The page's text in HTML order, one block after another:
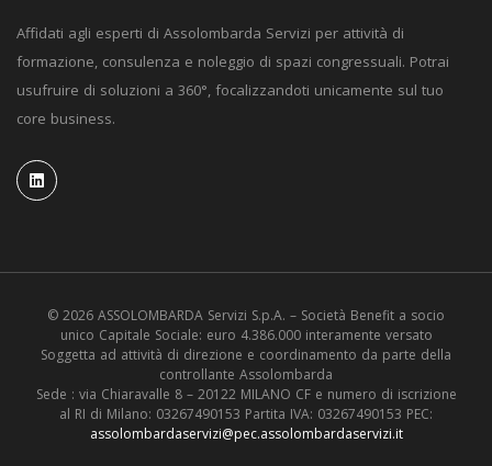
Affidati agli esperti di Assolombarda Servizi per attività di
formazione, consulenza e noleggio di spazi congressuali. Potrai
usufruire di soluzioni a 360°, focalizzandoti unicamente sul tuo
core business.
© 2026 ASSOLOMBARDA Servizi S.p.A. – Società Benefit a socio
unico Capitale Sociale: euro 4.386.000 interamente versato
Soggetta ad attività di direzione e coordinamento da parte della
controllante Assolombarda
Sede : via Chiaravalle 8 – 20122 MILANO CF e numero di iscrizione
al RI di Milano: 03267490153 Partita IVA: 03267490153 PEC:
assolombardaservizi@pec.assolombardaservizi.it